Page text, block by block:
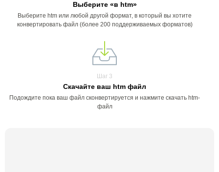
Выберите «в htm»
Выберите htm или любой другой формат, в который вы хотите
конвертировать файл (более 200 поддерживаемых форматов)
Шаг 3
Скачайте ваш htm файл
Подождите пока ваш файл сконвертируется и нажмите скачать htm-
файл